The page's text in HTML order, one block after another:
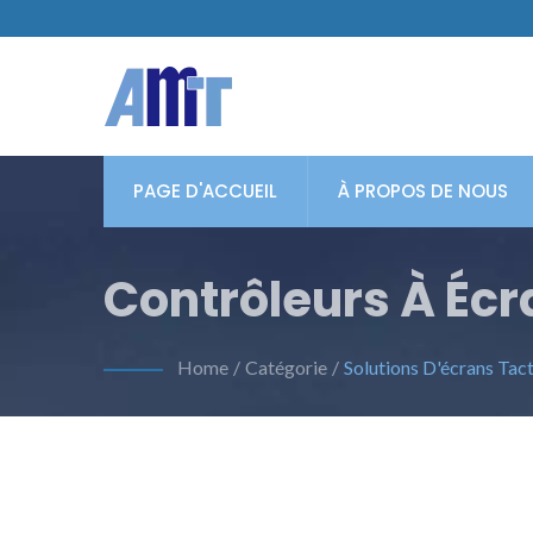
PAGE D'ACCUEIL À PROPOS DE NOUS
Contrôleurs À
Home / Catégorie / Solutions D'écrans